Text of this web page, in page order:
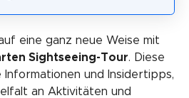
eine ganz neue Weise mit
Sightseeing-Tour. Diese
und Insidertipps,
an Aktivitäten und